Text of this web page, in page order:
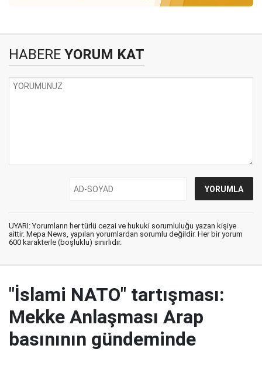
HABERE YORUM KAT
UYARI: Yorumların her türlü cezai ve hukuki sorumluluğu yazan kişiye
aittir. Mepa News, yapılan yorumlardan sorumlu değildir. Her bir yorum
600 karakterle (boşluklu) sınırlıdır.
"İslami NATO" tartışması:
Mekke Anlaşması Arap
basınının gündeminde